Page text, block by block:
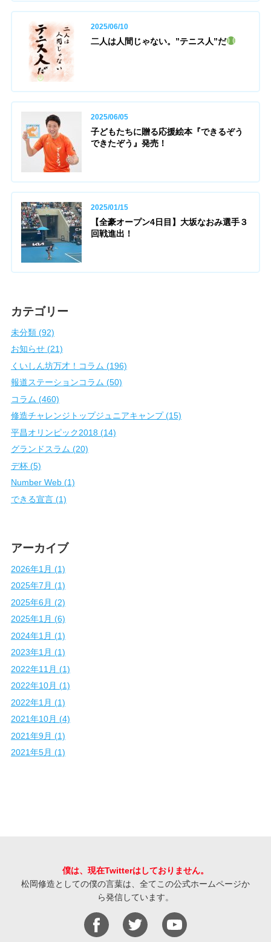
2025/06/10
二人は人間じゃない。”テニス人”だ
2025/06/05
子どもたちに贈る応援絵本『できるぞう
できたぞう』発売！
2025/01/15
【全豪オープン4日目】大坂なおみ選手３
回戦進出！
カテゴリー
未分類 (92)
お知らせ (21)
くいしん坊万才！コラム (196)
報道ステーションコラム (50)
コラム (460)
修造チャレンジトップジュニアキャンプ (15)
平昌オリンピック2018 (14)
グランドスラム (20)
デ杯 (5)
Number Web (1)
できる宣言 (1)
アーカイブ
2026年1月 (1)
2025年7月 (1)
2025年6月 (2)
2025年1月 (6)
2024年1月 (1)
2023年1月 (1)
2022年11月 (1)
2022年10月 (1)
2022年1月 (1)
2021年10月 (4)
2021年9月 (1)
2021年5月 (1)
僕は、現在Twitterはしておりません。
松岡修造としての僕の言葉は、全てこの公式ホームページか
ら発信しています。